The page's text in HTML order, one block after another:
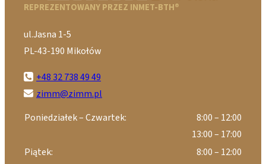
REPREZENTOWANY PRZEZ INMET-BTH®
ul.Jasna 1-5
PL-43-190 Mikołów
+48 32 738 49 49
zimm@zimm.pl
Poniedziałek – Czwartek:
8:00 – 12:00
13:00 – 17:00
Piątek:
8:00 – 12:00